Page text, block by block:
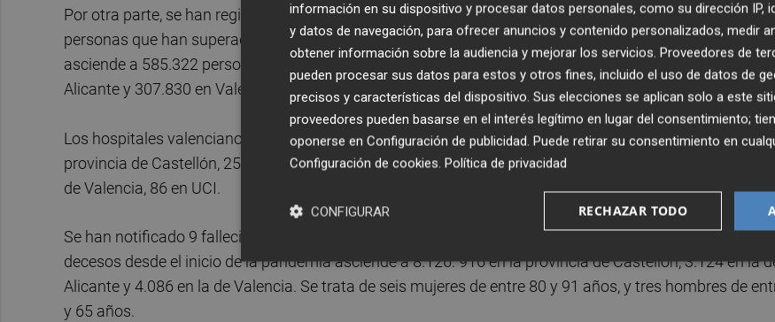
Por otra parte, se han registrado 12.968 altas a pacientes con coronavirus. De esta forma, el número de
personas que han superado la enfermedad desde que comenzó la pandemia en la Comunitat
asciende a 585.322 personas. Por provincias, las altas se distribuyen así: 65.331 en Castellón, 212.105
Alicante y 307.830 en Valencia. El total de altas no asignadas se mantiene en 56.
Los hospitales valencianos tienen, actualmente, 1.127 personas ingresadas, 178 de ellas en la UCI: 169
provincia de Castellón, 25 en UCI; 342 en la provincia de Alicante, 67 de ellas en la UCI; y 616 en la
de Valencia, 86 en UCI.
Se han notificado 9 fallecimientos por coronavirus desde la última actualización, por lo que el total de
decesos desde el inicio de la pandemia asciende a 8.126: 916 en la provincia de Castellón, 3.124 en la
Alicante y 4.086 en la de Valencia. Se trata de seis mujeres de entre 80 y 91 años, y tres hombres de
y 65 años.
información en su dispositivo y procesar datos personales, como su dirección IP,
y datos de navegación, para ofrecer anuncios y contenido personalizados, medir
obtener información sobre la audiencia y mejorar los servicios. Proveedores de
pueden procesar sus datos para estos y otros fines, incluido el uso de datos de
precisos y características del dispositivo. Sus elecciones se aplican solo a este
proveedores pueden basarse en el interés legítimo en lugar del consentimiento;
oponerse en Configuración de publicidad. Puede retirar su consentimiento en
Configuración de cookies. Política de privacidad
RECHAZAR TODO
CONFIGURAR